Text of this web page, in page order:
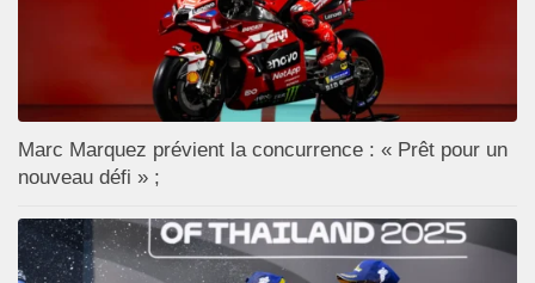
Marc Marquez prévient la concurrence : « Prêt pour un
nouveau défi » ;